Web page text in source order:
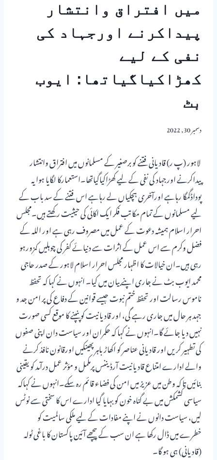
میں افتراق وانتشار
پیداکرنے اورجہاد کی
نفی کے لیے
کھڑاکیاگیاتھا: ایوب
بٹ
دسمبر 30, 2022
لاہور (پ ر) قادیانی فتنے کو برصغیر کے مسلمانوں میں افتراق وانتشار
پیداکرنے اورجہاد کی نفی کے لیے کھڑاکیاگیاتھا۔استعمارکا لگایا ہوا یہ
پوداڈگمگا رہاہے اورآخری ہچکیاں لے رہاہے اس فتنے کے سد باب کے
لیے مسلمانوں کے تمام مکاتب فکر ایک اکائی کی حیثیت رکھتے ہیں۔مجلس
احرار اسلام ہمیشہ دعوت کے عمل میں مصروف رہی ہے اور اللہ کے
فضل وکرم سے اس عمل کے اثرات سے دنیائے کفر کی چوہلیں کمزورہو
رہی ہیں۔ان خیالات کا اظہار مجلس احرار اسلام لاہور کے صدر حاجی
محمد ایوب بٹ نے جاری اپنے بیان میں کیا۔ انہوں نے کہا کہ تحفظ
ناموس رسالت اور تحفظ ختم نبوت جیسے قوانین کے دفاع کی پر امن جد و
جہد ہر حال میں جاری رہے گی، اور قادیانیت کو پنپنے کا موقع کسی صورت
نہیں دیا جائے گا۔انہوں نے کہا کہ حکمران اور سیاست دان اپنی صفوں
کی تطہیر کریں اور قادیانی عناصر کو اکھاڑ باہر پھینکیں اورقانون نافذ کرنے
والے ادارے امتناع قادیانیت آرڈیننس پرمکمل و مؤثر عمل درآمد کو یقینی
بنائیں تا کہ وطن میں عزیز میں امن کی فضاء قائم رہ سکے۔انہوں نے کہاکہ
سیاسی کشمکش میں بے گناہ خون کو بہایا گیا ادارے اس کا سختی سے نوٹس
لیں، سیاست دانوں نے اپنے مفادات کے لیے ملکی سالمیت کو
خطرے میں ڈال رکھا ہے ان سب کے پیچھے آئین پاکستان کا باغی ٹولہ
(قادیانی) ہی ہو گا۔